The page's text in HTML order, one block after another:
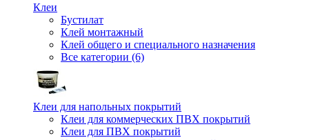
Клеи
Бустилат
Клей монтажный
Клей общего и специального назначения
Все категории (6)
Клеи для напольных покрытий
Клеи для коммерческих ПВХ покрытий
Клеи для ПВХ покрытий